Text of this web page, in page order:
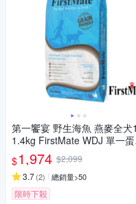
第一饗宴 野生海魚 燕麥全犬1
1.4kg FirstMate WDJ 單一
狗飼料
$1,974 $2,099
3.7(2) 總銷量>50
限時下殺